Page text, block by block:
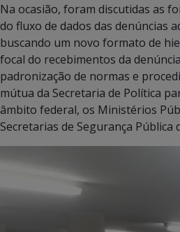
Na ocasião, foram discutidas as
do fluxo de dados das denúncias
buscando um novo formato de
focal do recebimentos da
padronização de normas e
mútua da Secretaria de Política
âmbito federal, os Ministérios
Secretarias de Segurança Pública